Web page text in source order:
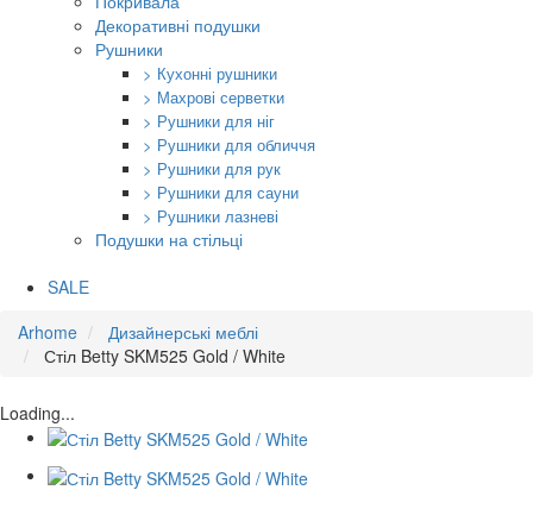
Декоративні подушки
Рушники
> Кухонні рушники
> Махрові серветки
> Рушники для ніг
> Рушники для обличчя
> Рушники для рук
> Рушники для сауни
> Рушники лазневі
Подушки на стільці
SALE
Arhome
Дизайнерські меблі
Стіл Betty SKM525 Gold / White
Loading...